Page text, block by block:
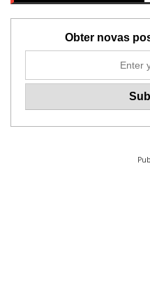
Obter novas